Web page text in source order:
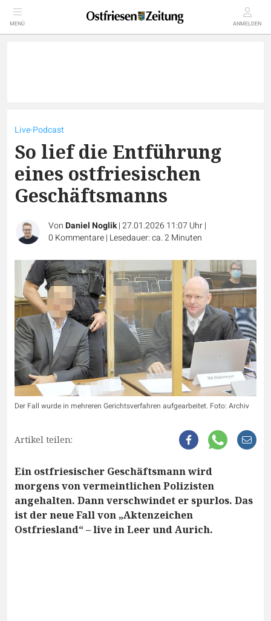
MENÜ ANMELDEN
Live-Podcast
So lief die Entführung
eines ostfriesischen
Geschäftsmanns
VonDaniel Noglik|27.01.2026 11:07 Uhr|
0 Kommentare| Lesedauer: ca. 2 Minuten
Der Fall wurde in mehreren Gerichtsverfahren aufgearbeitet. Foto: Archiv
Artikel teilen:
Ein ostfriesischer Geschäftsmann wird
morgens von vermeintlichen Polizisten
angehalten. Dann verschwindet er spurlos. Das
ist der neue Fall von „Aktenzeichen
Ostfriesland“ – live in Leer und Aurich.